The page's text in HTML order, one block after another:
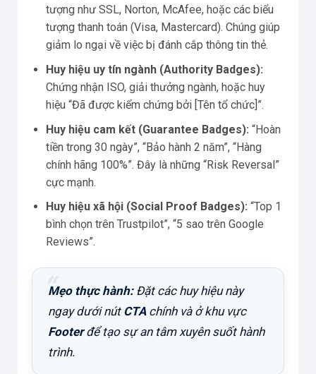
tượng như SSL, Norton, McAfee, hoặc các biểu
tượng thanh toán (Visa, Mastercard). Chúng giúp
giảm lo ngại về việc bị đánh cắp thông tin thẻ.
Huy hiệu uy tín ngành (Authority Badges):
Chứng nhận ISO, giải thưởng ngành, hoặc huy
hiệu “Đã được kiểm chứng bởi [Tên tổ chức]”.
Huy hiệu cam kết (Guarantee Badges): “Hoàn
tiền trong 30 ngày”, “Bảo hành 2 năm”, “Hàng
chính hãng 100%”. Đây là những “Risk Reversal”
cực mạnh.
Huy hiệu xã hội (Social Proof Badges): “Top 1
bình chọn trên Trustpilot”, “5 sao trên Google
Reviews”.
Mẹo thực hành:Đặt các huy hiệu này
ngay dưới nút CTAchính và ở khu vực
Footerđể tạo sự an tâm xuyên suốt hành
trình.